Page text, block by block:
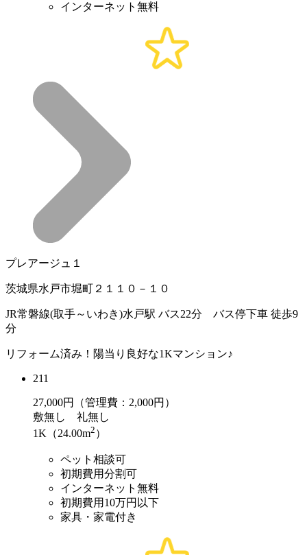
インターネット無料
プレアージュ１
茨城県水戸市堀町２１１０－１０
JR常磐線(取手～いわき)水戸駅 バス22分 バス停下車 徒歩9
分
リフォーム済み！陽当り良好な1Kマンション♪
211
27,000円（管理費：2,000円）
敷無し 礼無し
1K（24.00m2 ）
ペット相談可
初期費用分割可
インターネット無料
初期費用10万円以下
家具・家電付き